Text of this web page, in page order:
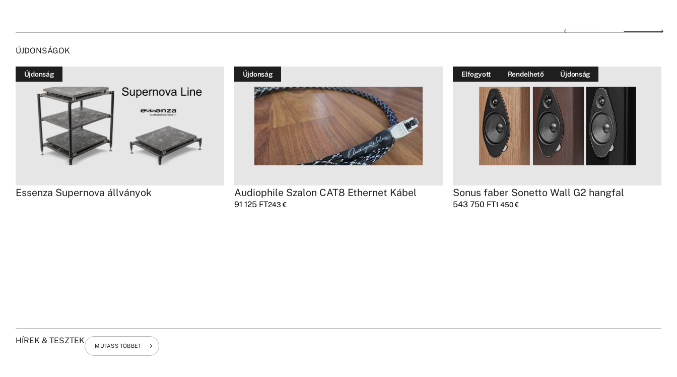
ÚJDONSÁGOK
Újdonság
Essenza Supernova állványok
Újdonság
Audiophile Szalon CAT8 Ethernet Kábel
91 125 FT243€
Elfogyott Rendelhető Újdonság
Sonus faber Sonetto Wall G2 hangfal
543 750 FT1 450€
HÍREK & TESZTEK
MUTASS TÖBBET